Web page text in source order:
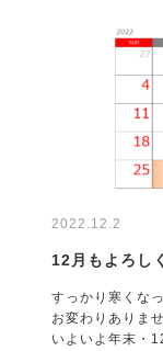
2022.12.2
12月もよろし
すっかり寒くな
お変わりありま
いよいよ年末・